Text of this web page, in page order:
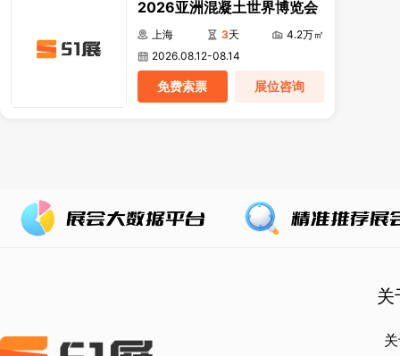
2026亚洲混凝土世界博览会
上海 3天
4.2万㎡
2026.08.12-08.14
免费索票 展位咨询
关